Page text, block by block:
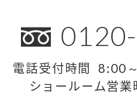
電話受付時間 8:00
ショールーム営